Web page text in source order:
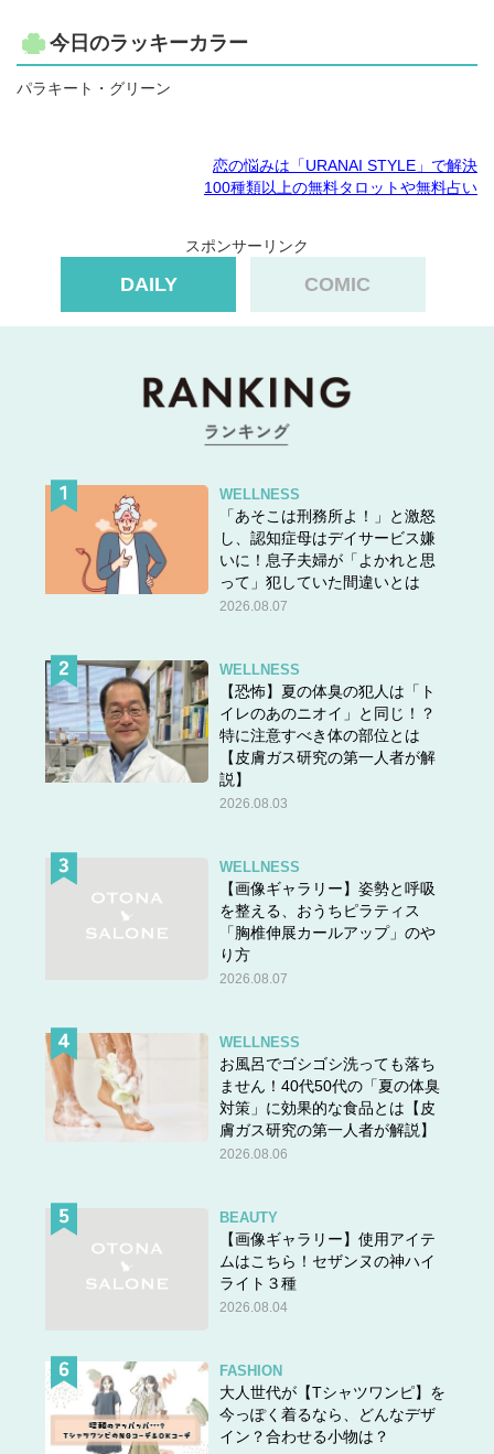
今日のラッキーカラー
パラキート・グリーン
恋の悩みは「URANAI STYLE」で解決
100種類以上の無料タロットや無料占い
スポンサーリンク
DAILY COMIC
WELLNESS
「あそこは刑務所よ！」と激怒
し、認知症母はデイサービス嫌
いに！息子夫婦が「よかれと思
って」犯していた間違いとは
2026.08.07
WELLNESS
【恐怖】夏の体臭の犯人は「ト
イレのあのニオイ」と同じ！？
特に注意すべき体の部位とは
【皮膚ガス研究の第一人者が解
説】
2026.08.03
WELLNESS
【画像ギャラリー】姿勢と呼吸
を整える、おうちピラティス
「胸椎伸展カールアップ」のや
り方
2026.08.07
WELLNESS
お風呂でゴシゴシ洗っても落ち
ません！40代50代の「夏の体臭
対策」に効果的な食品とは【皮
膚ガス研究の第一人者が解説】
2026.08.06
BEAUTY
【画像ギャラリー】使用アイテ
ムはこちら！セザンヌの神ハイ
ライト３種
2026.08.04
FASHION
大人世代が【Tシャツワンピ】を
今っぽく着るなら、どんなデザ
イン？合わせる小物は？